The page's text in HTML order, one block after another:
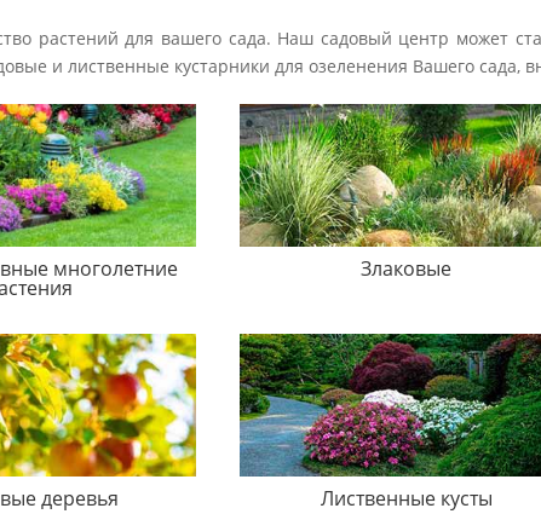
растений для вашего сада. Наш садовый центр может
и лиственные кустарники для озеленения Вашего сада,
многолетние Злаковые
деревья Лиственные кусты